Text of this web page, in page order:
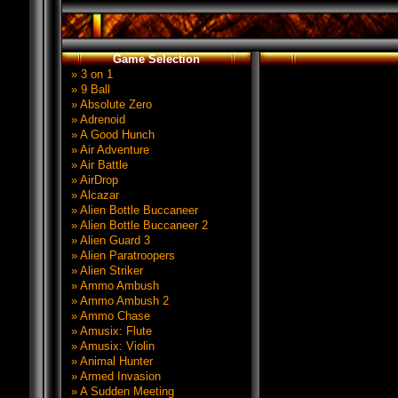
Game Selection
» 3 on 1
» 9 Ball
» Absolute Zero
» Adrenoid
» A Good Hunch
» Air Adventure
» Air Battle
» AirDrop
» Alcazar
» Alien Bottle Buccaneer
» Alien Bottle Buccaneer 2
» Alien Guard 3
» Alien Paratroopers
» Alien Striker
» Ammo Ambush
» Ammo Ambush 2
» Ammo Chase
» Amusix: Flute
» Amusix: Violin
» Animal Hunter
» Armed Invasion
» A Sudden Meeting